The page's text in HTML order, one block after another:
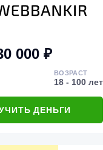
000 ₽
ВОЗРАСТ
18 - 100 лет
ДЕНЬГИ